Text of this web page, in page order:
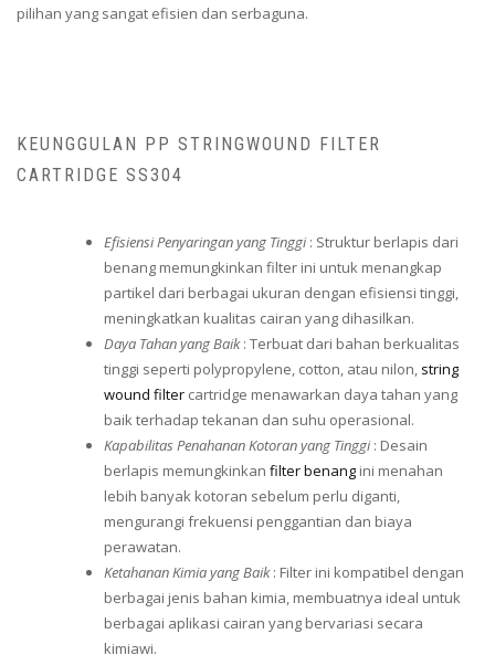
pilihan yang sangat efisien dan serbaguna.
KEUNGGULAN PP STRINGWOUND FILTER
CARTRIDGE SS304
Efisiensi Penyaringan yang Tinggi: Struktur berlapis dari
benang memungkinkan filter ini untuk menangkap
partikel dari berbagai ukuran dengan efisiensi tinggi,
meningkatkan kualitas cairan yang dihasilkan.
Daya Tahan yang Baik: Terbuat dari bahan berkualitas
tinggi seperti polypropylene, cotton, atau nilon, string
wound filter cartridge menawarkan daya tahan yang
baik terhadap tekanan dan suhu operasional.
Kapabilitas Penahanan Kotoran yang Tinggi: Desain
berlapis memungkinkan filter benang ini menahan
lebih banyak kotoran sebelum perlu diganti,
mengurangi frekuensi penggantian dan biaya
perawatan.
Ketahanan Kimia yang Baik: Filter ini kompatibel dengan
berbagai jenis bahan kimia, membuatnya ideal untuk
berbagai aplikasi cairan yang bervariasi secara
kimiawi.